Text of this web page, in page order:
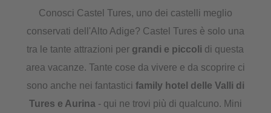
Conosci Castel Tures, uno dei castelli meglio
conservati dell'Alto Adige? Castel Tures è solo una
tra le tante attrazioni per grandi e piccoli di questa
area vacanze. Tante cose da vivere e da scoprire ci
sono anche nei fantastici family hotel delle Valli di
Tures e Aurina - qui ne trovi più di qualcuno. Mini